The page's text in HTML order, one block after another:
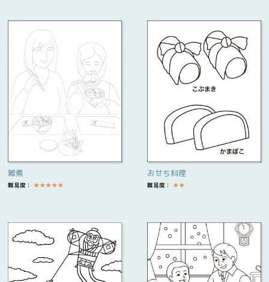
雑煮
難易度： ★★★★★
おせち料理
難易度： ★★